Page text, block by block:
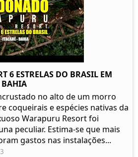
6 ESTRELAS DO BRASIL EM
BAHIA
no alto de um morro
coqueirais e espécies nativas da
Warapuru Resort foi
peculiar. Estima-se que mais
gastos nas instalações...